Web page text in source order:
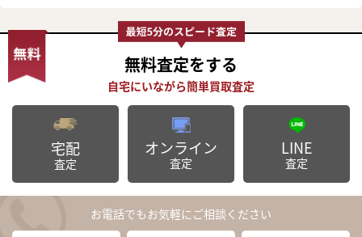
無料査定をする
宅配
査定
オンライン
査定
LINE
査定
お電話でもお気軽にご相談ください